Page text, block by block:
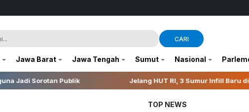
CARI
Jawa Barat Jawa Tengah Sumut Nasional
Jelang HUT RI, 3 Sumur Infill Baru di Zona 4 Dukung
TOP NEWS